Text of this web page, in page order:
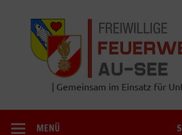
springen
| Gemeinsam im Einsatz für
MENÜ